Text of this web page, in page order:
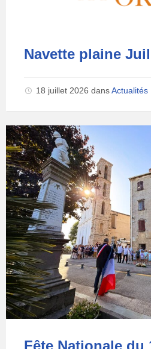
Navette plaine
18 juillet 2026 dansActualités